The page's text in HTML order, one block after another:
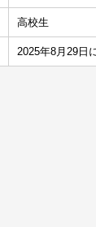
高校生
2025年8月29日